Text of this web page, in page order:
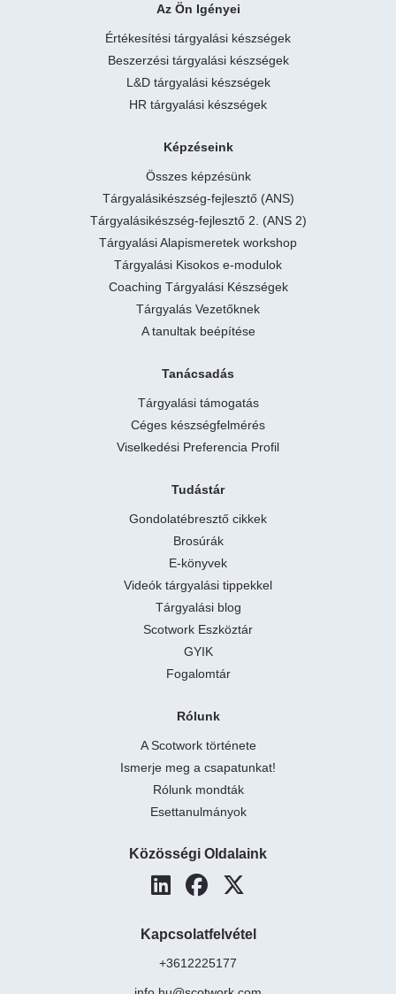
Az Ön Igényei
Értékesítési tárgyalási készségek
Beszerzési tárgyalási készségek
L&D tárgyalási készségek
HR tárgyalási készségek
Képzéseink
Összes képzésünk
Tárgyalásikészség-fejlesztő (ANS)
Tárgyalásikészség-fejlesztő 2. (ANS 2)
Tárgyalási Alapismeretek workshop
Tárgyalási Kisokos e-modulok
Coaching Tárgyalási Készségek
Tárgyalás Vezetőknek
A tanultak beépítése
Tanácsadás
Tárgyalási támogatás
Céges készségfelmérés
Viselkedési Preferencia Profil
Tudástár
Gondolatébresztő cikkek
Brosúrák
E-könyvek
Videók tárgyalási tippekkel
Tárgyalási blog
Scotwork Eszköztár
GYIK
Fogalomtár
Rólunk
A Scotwork története
Ismerje meg a csapatunkat!
Rólunk mondták
Esettanulmányok
Közösségi Oldalaink
Kapcsolatfelvétel
+3612225177